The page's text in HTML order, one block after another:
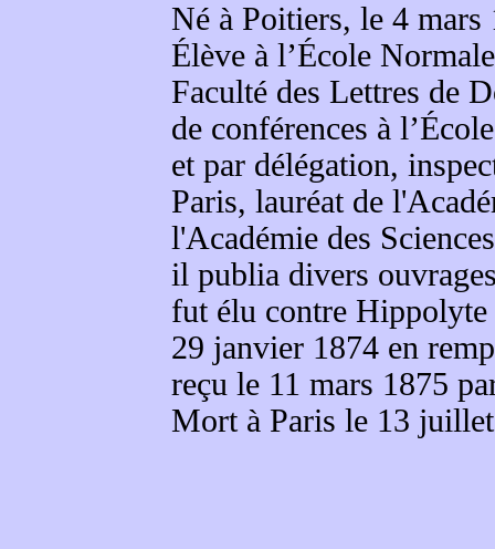
Né à Poitiers, le 4 mars
Élève à l’École
Faculté des Lettres de
de conférences à
et par délégation,
Paris, lauréat de
l'Académie des
il publia divers
fut élu contre Hippolyte
29 janvier 1874 en
reçu le 11 mars 1875
Mort à Paris le 13